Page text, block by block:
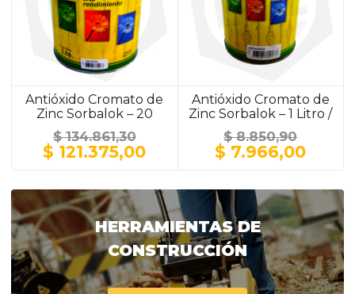
Antióxido Cromato de
Zinc Sorbalok – 20
Litros / GRIS
$134.861,30
El
precio
era:
$ 134.861,30.
$ 121.375,00El
es:
$ 121.375,00.
Antióxido Cromato de
Zinc Sorbalok – 1 Litro /
GRIS
$8.850,90
El
precio
era:
$ 8.850,90.
$ 7.966,00El
es:
$
HERRAMIENTAS DE
CONSTRUCCIÓN